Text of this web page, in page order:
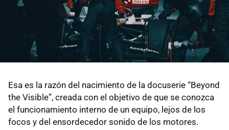
Esa es la razón del nacimiento de la docuserie “Beyond
the Visible”, creada con el objetivo de que se conozca
el funcionamiento interno de un equipo, lejos de los
focos y del ensordecedor sonido de los motores.